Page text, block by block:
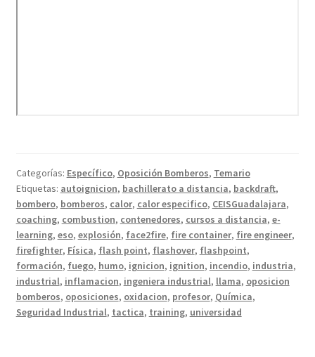
Categorías: Específico, Oposición Bomberos, Temario
Etiquetas: autoignicion, bachillerato a distancia, backdraft,
bombero, bomberos, calor, calor especifico, CEISGuadalajara,
coaching, combustion, contenedores, cursos a distancia, e-
learning, eso, explosión, face2fire, fire container, fire engineer,
firefighter, Física, flash point, flashover, flashpoint,
formación, fuego, humo, ignicion, ignition, incendio, industria,
industrial, inflamacion, ingeniera industrial, llama, oposicion
bomberos, oposiciones, oxidacion, profesor, Química,
Seguridad Industrial, tactica, training, universidad